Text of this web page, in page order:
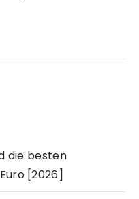
die besten
[2026]